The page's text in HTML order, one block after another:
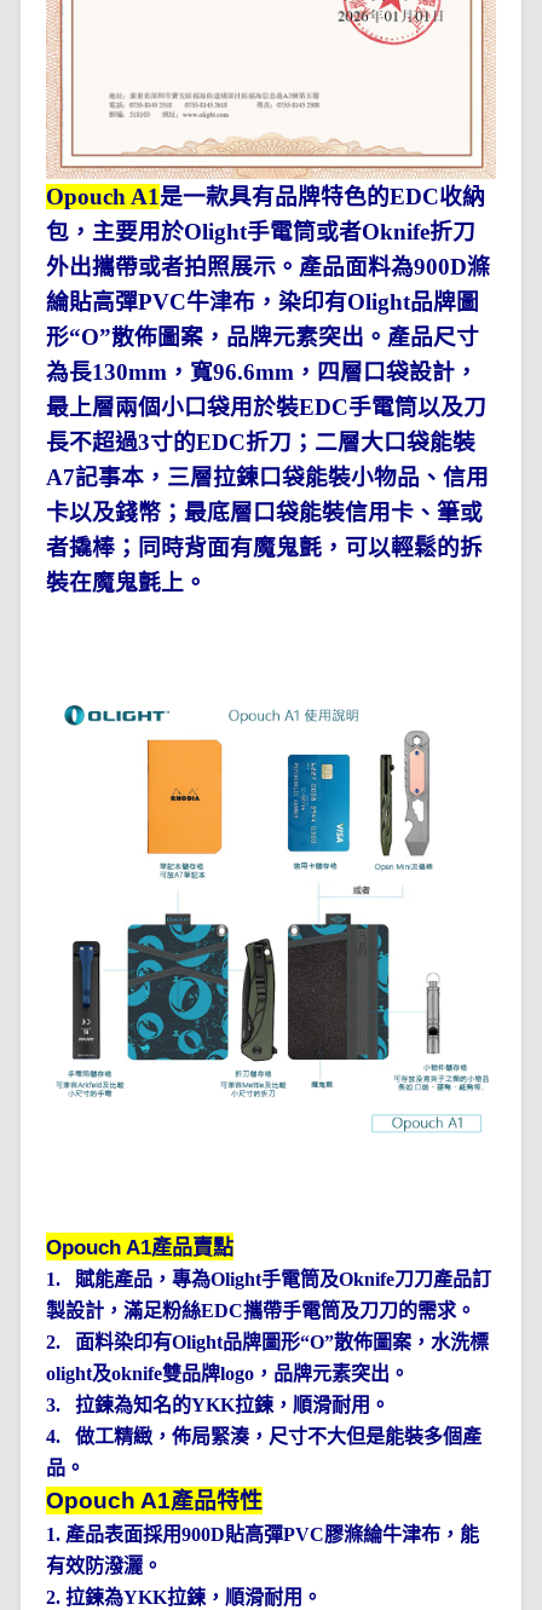
Opouch A1是一款具有品牌特色的EDC收納
包，主要用於Olight手電筒或者Oknife折刀
外出攜帶或者拍照展示。產品面料為900D滌
綸貼高彈PVC牛津布，染印有Olight品牌圖
形“O”散佈圖案，品牌元素突出。產品尺寸
為長130mm ，寬96.6mm ，四層口袋設計，
最上層兩個小口袋用於裝EDC手電筒以及刀
長不超過3寸的EDC折刀；二層大口袋能裝
A7記事本，三層拉鍊口袋能裝小物品、信用
卡以及錢幣；最底層口袋能裝信用卡、筆或
者撬棒；同時背面有魔鬼氈 ，可以輕鬆的拆
裝在魔鬼氈上。
Opouch A1產品賣點
1. 賦能產品，專為Olight手電筒及Oknife刀刀產品訂
製設計，滿足粉絲EDC攜帶手電筒及刀刀的需求。
2.
面料染印有Olight品牌圖形“O”散佈圖案，水洗標
olight及oknife雙品牌logo ，品牌元素突出。
3.
拉鍊為知名的YKK拉鍊，順滑耐用。
4.
做工精緻，佈局緊湊，尺寸不大但是能裝多個產
品。
Opouch A1產品特性
1. 產品表面採用900D貼高彈PVC膠滌綸牛津布，能
有效防潑灑 。
2. 拉鍊為YKK拉鍊，順滑耐用。